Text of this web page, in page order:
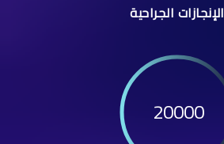
الإنجازات الجراحية
20000